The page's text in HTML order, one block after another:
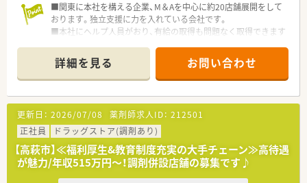
■関東に本社を構える企業、M＆Aを中心に約20店舗展開をして
おります。独立支援に力を入れている会社です。
■本社にヘルプ人員がおり、有給の取得も問題なく取得できます
詳細を見る お問い合わせ
更新日： 2026/07/08 薬剤師求人ID： 212501
正社員
ドラッグストア(調剤あり)
【高萩市】≪福利厚生&教育制度充実の大手チェーン≫高待遇
が魅力/年収515万円～！調剤併設店舗の募集です♪